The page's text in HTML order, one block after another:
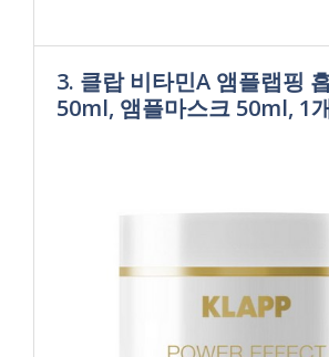
3. 클랍 비타민A 앰플랩핑
50ml, 앰플마스크 50ml, 1